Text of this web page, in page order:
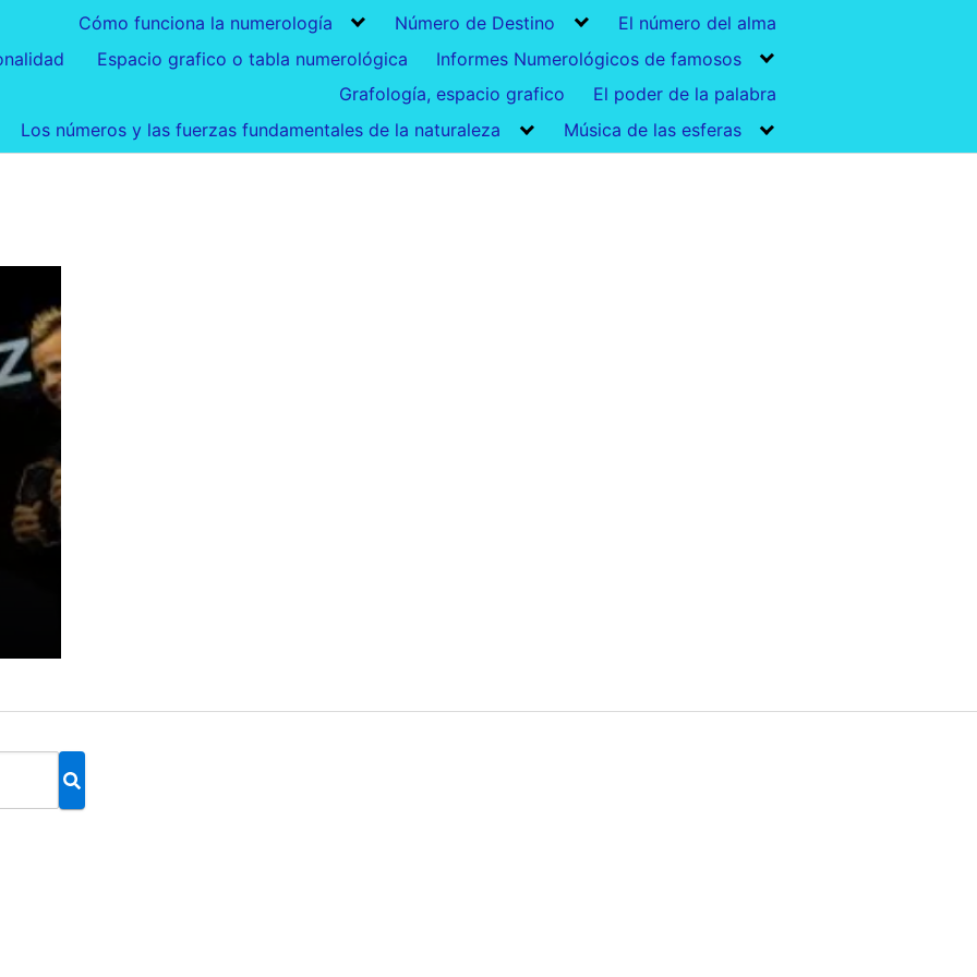
Cómo funciona la numerología Número de Destino
El número del alma
Espacio grafico o tabla numerológica
Informes Numerológicos de famosos
Grafología, espacio grafico
El poder de la palabra
Los números y las fuerzas fundamentales de la naturaleza
Música de las esferas